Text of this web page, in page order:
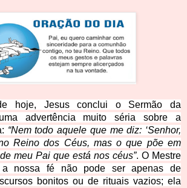
hoje, Jesus conclui o Sermão da
advertência muito séria sobre a
“Nem todo aquele que me diz: ‘Senhor,
Reino dos Céus, mas o que põe em
meu Pai que está nos céus”. O Mestre
nossa fé não pode ser apenas de
bonitos ou de rituais vazios; ela